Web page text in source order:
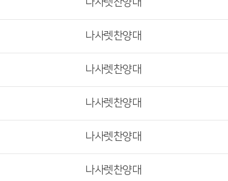
나사렛찬양대
나사렛찬양대
나사렛찬양대
나사렛찬양대
나사렛찬양대
나사렛찬양대